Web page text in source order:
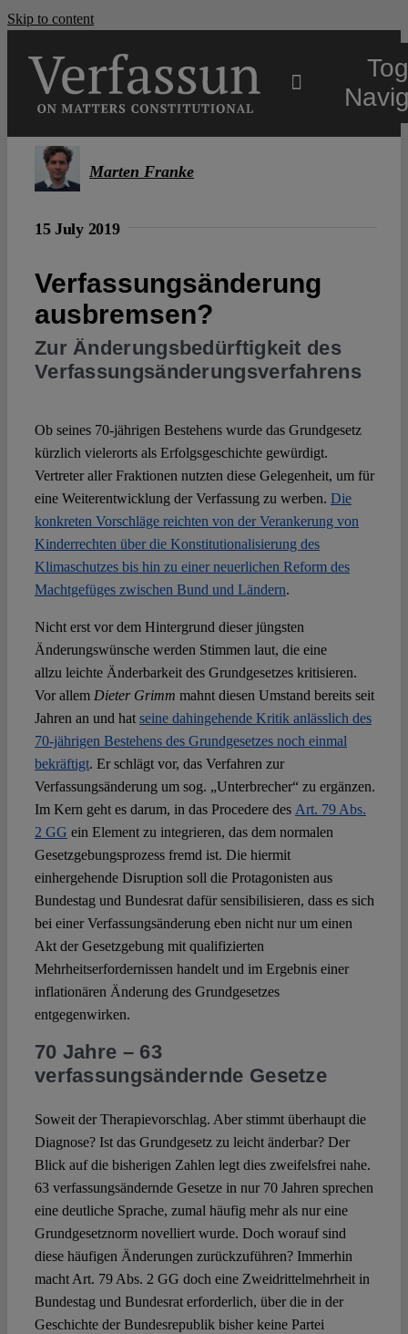
Skip to content
Projects
Spotlight
Marten Franke
15 July 2019
Verfassungsänderung
ausbremsen?
Zur Änderungsbedürftigkeit des
Verfassungsänderungsverfahrens
Ob seines 70-jährigen Bestehens wurde das Grundgesetz
kürzlich vielerorts als Erfolgsgeschichte gewürdigt.
Vertreter aller Fraktionen nutzten diese Gelegenheit, um für
eine Weiterentwicklung der Verfassung zu werben. Die
konkreten Vorschläge reichten von der Verankerung von
Kinderrechten über die Konstitutionalisierung des
Klimaschutzes bis hin zu einer neuerlichen Reform des
Machtgefüges zwischen Bund und Ländern.
Nicht erst vor dem Hintergrund dieser jüngsten
Änderungswünsche werden Stimmen laut, die eine
allzu leichte Änderbarkeit des Grundgesetzes kritisieren.
Vor allem Dieter Grimm mahnt diesen Umstand bereits seit
Jahren an und hat seine dahingehende Kritik anlässlich des
70-jährigen Bestehens des Grundgesetzes noch einmal
bekräftigt. Er schlägt vor, das Verfahren zur
Verfassungsänderung um sog. „Unterbrecher“ zu ergänzen.
Im Kern geht es darum, in das Procedere des Art. 79 Abs.
2 GG ein Element zu integrieren, das dem normalen
Gesetzgebungsprozess fremd ist. Die hiermit
einhergehende Disruption soll die Protagonisten aus
Bundestag und Bundesrat dafür sensibilisieren, dass es sich
bei einer Verfassungsänderung eben nicht nur um einen
Akt der Gesetzgebung mit qualifizierten
Mehrheitserfordernissen handelt und im Ergebnis einer
inflationären Änderung des Grundgesetzes
entgegenwirken.
70 Jahre – 63
verfassungsändernde Gesetze
Soweit der Therapievorschlag. Aber stimmt überhaupt die
Diagnose? Ist das Grundgesetz zu leicht änderbar? Der
Blick auf die bisherigen Zahlen legt dies zweifelsfrei nahe.
63 verfassungsändernde Gesetze in nur 70 Jahren sprechen
eine deutliche Sprache, zumal häufig mehr als nur eine
Grundgesetznorm novelliert wurde. Doch worauf sind
diese häufigen Änderungen zurückzuführen? Immerhin
macht Art. 79 Abs. 2 GG doch eine Zweidrittelmehrheit in
Bundestag und Bundesrat erforderlich, über die in der
Geschichte der Bundesrepublik bisher keine Partei